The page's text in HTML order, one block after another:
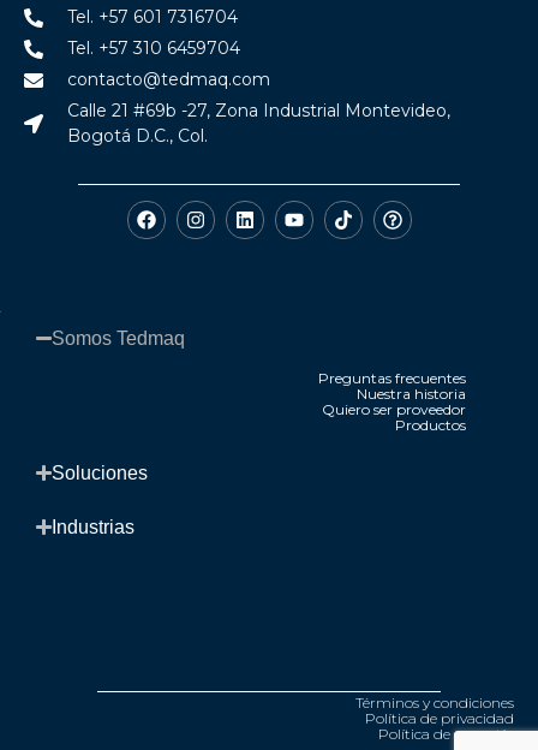
Tel. +57 601 7316704
Tel. +57 310 6459704
contacto@tedmaq.com
Calle 21 #69b -27, Zona Industrial Montevideo,
Bogotá D.C., Col.
Somos Tedmaq​
Preguntas frecuentes
Nuestra historia
Quiero ser proveedor
Productos
Soluciones​
Industrias​
Términos y condiciones
Política de privacidad
Política de garantía